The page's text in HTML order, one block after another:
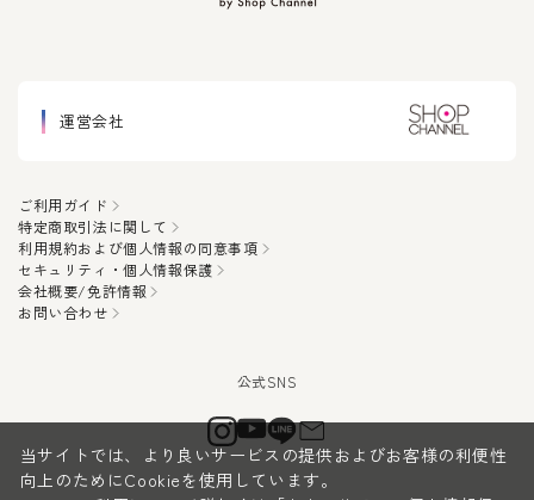
運営会社
ご利用ガイド
特定商取引法に関して
利用規約および個人情報の同意事項
セキュリティ・個人情報保護
会社概要/免許情報
お問い合わせ
当サイトでは、より良いサービスの提供およびお客様の利便性
向上のためにCookieを使用しています。